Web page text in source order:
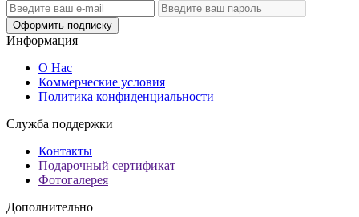
Оформить подписку
Информация
О Нас
Коммерческие условия
Политика конфиденциальности
Служба поддержки
Контакты
Подарочный сертификат
Фотогалерея
Дополнительно